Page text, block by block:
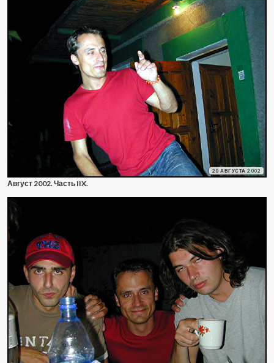
20 АВГУСТА 2002
Август 2002. Часть IIX.